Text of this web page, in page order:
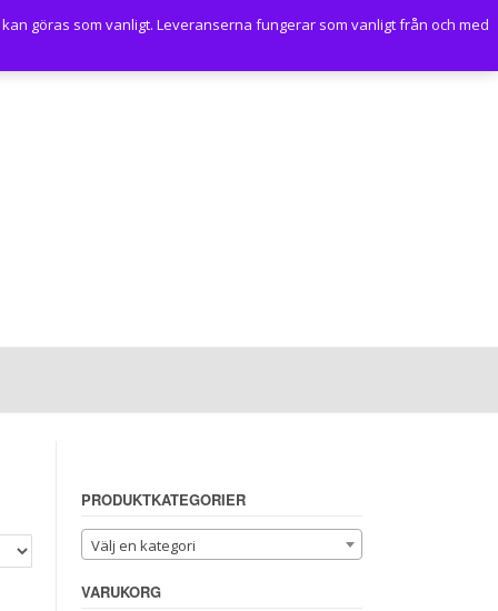
göras som vanligt. Leveranserna fungerar som vanligt från och med
PRODUKTKATEGORIER
Välj en kategori
VARUKORG